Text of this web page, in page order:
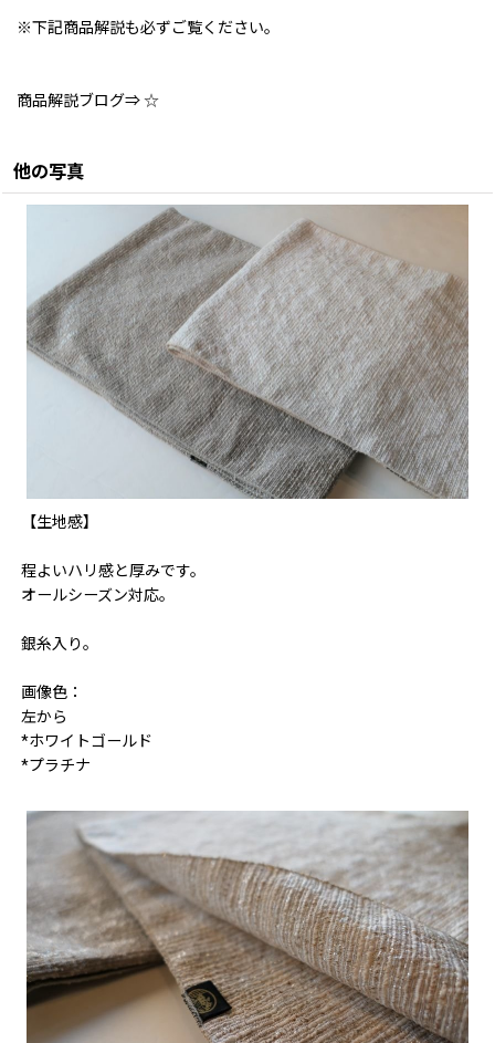
※下記商品解説も必ずご覧ください。
商品解説ブログ⇒☆
他の写真
【生地感】
程よいハリ感と厚みです。
オールシーズン対応。
銀糸入り。
画像色：
左から
*ホワイトゴールド
*プラチナ